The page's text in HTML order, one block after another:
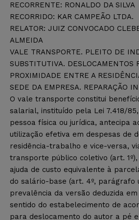
RECORRENTE: RONALDO DA SILVA
RECORRIDO: KAR CAMPEÃO LTDA.
RELATOR: JUIZ CONVOCADO
ALMEIDA
VALE TRANSPORTE. PLEITO DE
SUBSTITUTIVA. DESLOCAMENTOS
PROXIMIDADE ENTRE A
SEDE DA EMPRESA. REPARAÇÃO
O vale transporte constitui
salarial, instituído pela Lei 7.418/
pessoa física ou jurídica, antecipa
utilização efetiva em despesas de
residência-trabalho e vice-versa,
transporte público coletivo (art.
ajuda de custo equivalente à
do salário-base (art. 4º, parágrafo
prevalência da versão deduzida
sentido do estabelecimento de
para deslocamento do autor a pé